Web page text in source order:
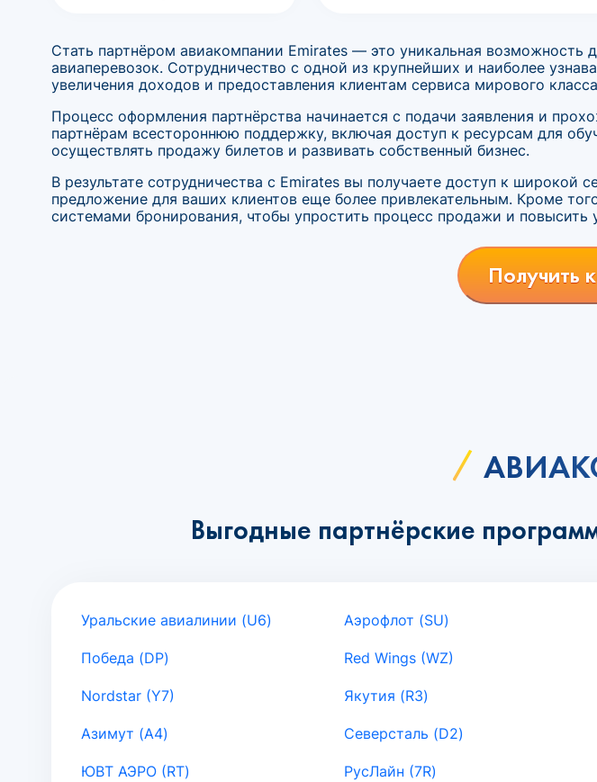
Стать партнёром авиакомпании Emirates — это уникальная
авиаперевозок. Сотрудничество с одной из крупнейших и наиболее
увеличения доходов и предоставления клиентам сервиса мирового
Процесс оформления партнёрства начинается с подачи заявления и
партнёрам всестороннюю поддержку, включая доступ к ресурсам для
осуществлять продажу билетов и развивать собственный бизнес.
В результате сотрудничества с Emirates вы получаете доступ к
предложение для ваших клиентов еще более привлекательным. Кроме
системами бронирования, чтобы упростить процесс продажи и повысить
Получить
Выгодные партнёрские
Уральские авиалинии (U6) Аэрофлот (SU)
Победа (DP) Red Wings (WZ)
Nordstar (Y7) Якутия (R3)
Азимут (A4) Северсталь (D2)
ЮВТ АЭРО (RT) РусЛайн (7R)